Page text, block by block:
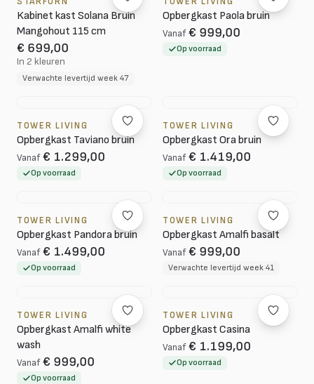
Kabinet kast Solana Bruin
Mangohout 115 cm
€ 699,00
In 2 kleuren
Verwachte levertijd week 47
Opbergkast Paola bruin
Vanaf € 999,00
Op voorraad
TOWER LIVING
Opbergkast Taviano bruin
Vanaf € 1.299,00
Op voorraad
TOWER LIVING
Opbergkast Ora bruin
Vanaf € 1.419,00
Op voorraad
TOWER LIVING
Opbergkast Pandora bruin
Vanaf € 1.499,00
Op voorraad
TOWER LIVING
Opbergkast Amalfi basalt
Vanaf € 999,00
Verwachte levertijd week 41
TOWER LIVING
Opbergkast Amalfi white
wash
Vanaf € 999,00
Op voorraad
TOWER LIVING
Opbergkast Casina
Vanaf € 1.199,00
Op voorraad